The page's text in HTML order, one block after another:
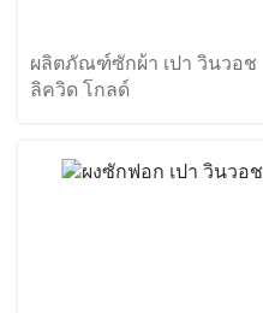
ผลิตภัณฑ์ซักผ้า เปา วินวอช
ลิควิด โกลด์